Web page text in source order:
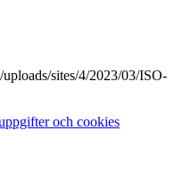
och cookies